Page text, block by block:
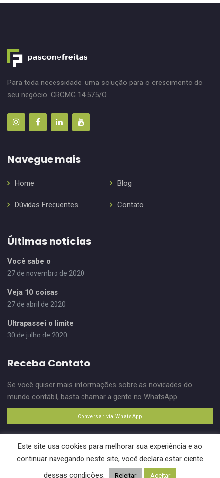
Para toda necessidade, uma solução para o crescimento do
seu negócio. CRCMG 14.575/O.
Navegue mais
Home Blog
Dúvidas Frequentes Contato
Últimas notícias
Você sabe o
27 de novembro de 2020
Veja 10 coisas
27 de abril de 2020
Ultrapassei o limite
30 de julho de 2020
Receba Contato
Se você quiser mais informações sobre as novidades do
mundo contábil, basta chamar a gente no WhatsApp.
Conversar via WhatsApp
Pascon e Freitas 2019. Desenvolvido porBiz Ideias
Este site usa cookies para melhorar sua experiência e ao
continuar navegando neste site, você declara estar ciente
dessas condições.
Rejeitar Aceitar